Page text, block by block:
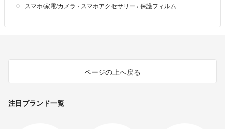
スマホ/家電/カメラ › スマホアクセサリー › 保護フィルム
ページの上へ戻る
注目ブランド一覧